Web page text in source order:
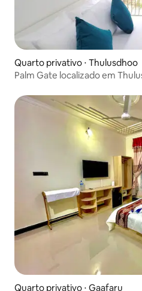
Quarto privativo ⋅ Thulusdhoo
Palm Gate localizado em
Quarto privativo ⋅ Gaafaru